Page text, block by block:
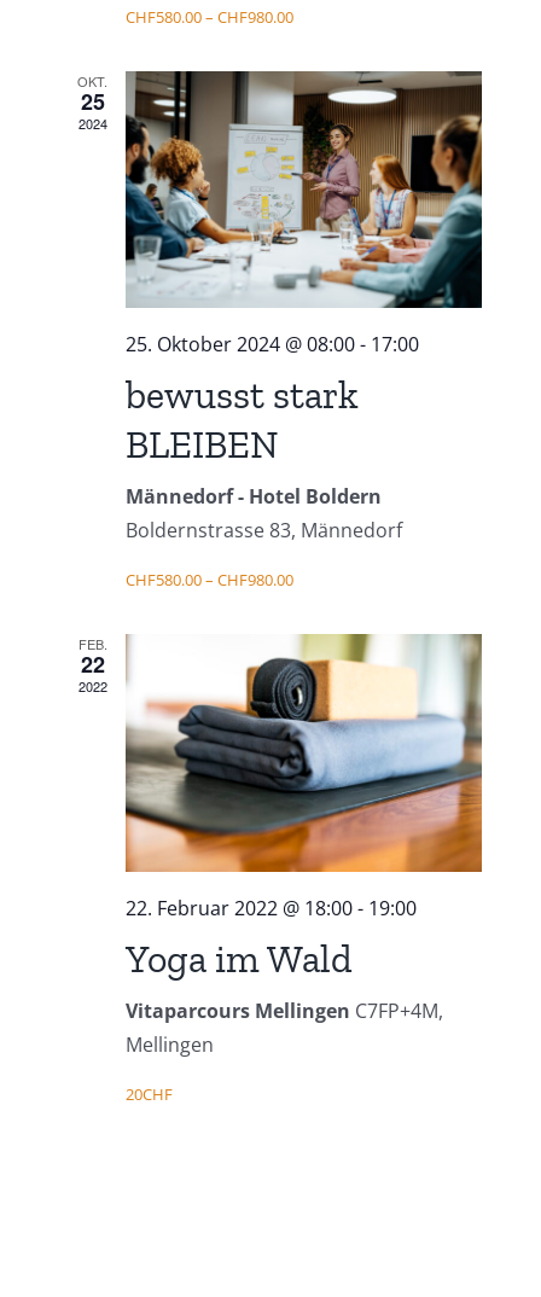
CHF580.00 – CHF980.00
OKT.
25
2024
25. Oktober 2024 @ 08:00- 17:00
bewusst stark
BLEIBEN
Männedorf - Hotel Boldern
Boldernstrasse 83, Männedorf
CHF580.00 – CHF980.00
FEB.
22
2022
22. Februar 2022 @ 18:00- 19:00
Yoga im Wald
Vitaparcours Mellingen C7FP+4M,
Mellingen
20CHF